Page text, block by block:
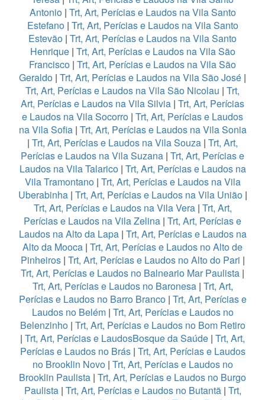
Antonio| Trt, Art, Perícias e Laudos na Vila Santo
Estefano| Trt, Art, Perícias e Laudos na Vila Santo
Estevão | Trt, Art, Perícias e Laudos na Vila Santo
Henrique| Trt, Art, Perícias e Laudos na Vila São
Francisco | Trt, Art, Perícias e Laudos na Vila São
Geraldo | Trt, Art, Perícias e Laudos na Vila São José |
Trt, Art, Perícias e Laudos na Vila São Nicolau | Trt,
Art, Perícias e Laudos na Vila Silvia | Trt, Art, Perícias
e Laudos na Vila Socorro | Trt, Art, Perícias e Laudos
na Vila Sofia| Trt, Art, Perícias e Laudos na Vila Sonia
| Trt, Art, Perícias e Laudos na Vila Souza | Trt, Art,
Perícias e Laudos na Vila Suzana | Trt, Art, Perícias e
Laudos na Vila Talarico| Trt, Art, Perícias e Laudos na
Vila Tramontano| Trt, Art, Perícias e Laudos na Vila
Uberabinha| Trt, Art, Perícias e Laudos na Vila União|
Trt, Art, Perícias e Laudos na Vila Vera| Trt, Art,
Perícias e Laudos na Vila Zelina | Trt, Art, Perícias e
Laudos na Alto da Lapa| Trt, Art, Perícias e Laudos na
Alto da Mooca | Trt, Art, Perícias e Laudos no Alto de
Pinheiros| Trt, Art, Perícias e Laudos no Alto do Pari |
Trt, Art, Perícias e Laudos no Balneario Mar Paulista |
Trt, Art, Perícias e Laudos no Baronesa| Trt, Art,
Perícias e Laudos no Barro Branco| Trt, Art, Perícias e
Laudos no Belém| Trt, Art, Perícias e Laudos no
Belenzinho| Trt, Art, Perícias e Laudos no Bom Retiro
| Trt, Art, Perícias e LaudosBosque da Saúde | Trt, Art,
Perícias e Laudos no Brás| Trt, Art, Perícias e Laudos
no Brooklin Novo| Trt, Art, Perícias e Laudos no
Brooklin Paulista | Trt, Art, Perícias e Laudos no Burgo
Paulista| Trt, Art, Perícias e Laudos no Butantã| Trt,